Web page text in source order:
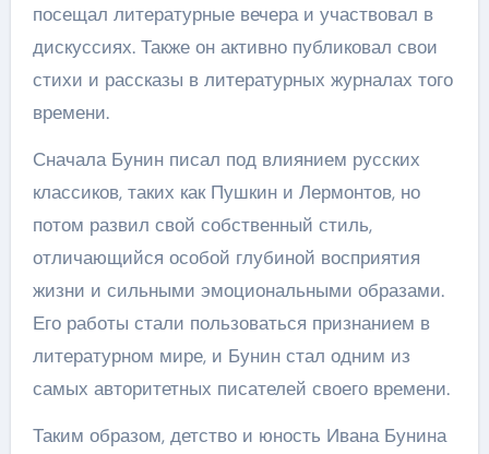
посещал литературные вечера и участвовал в
дискуссиях. Также он активно публиковал свои
стихи и рассказы в литературных журналах того
времени.
Сначала Бунин писал под влиянием русских
классиков, таких как Пушкин и Лермонтов, но
потом развил свой собственный стиль,
отличающийся особой глубиной восприятия
жизни и сильными эмоциональными образами.
Его работы стали пользоваться признанием в
литературном мире, и Бунин стал одним из
самых авторитетных писателей своего времени.
Таким образом, детство и юность Ивана Бунина